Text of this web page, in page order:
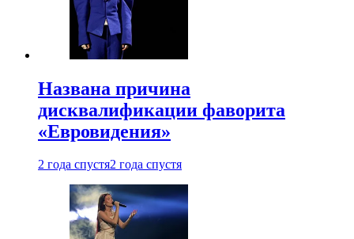
Названа причина
дисквалификации фаворита
«Евровидения»
2 года спустя2 года спустя